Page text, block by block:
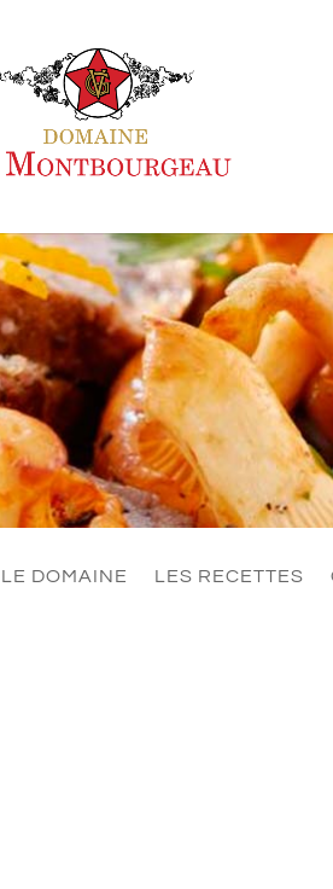
LE DOMAINE LES RECETTES